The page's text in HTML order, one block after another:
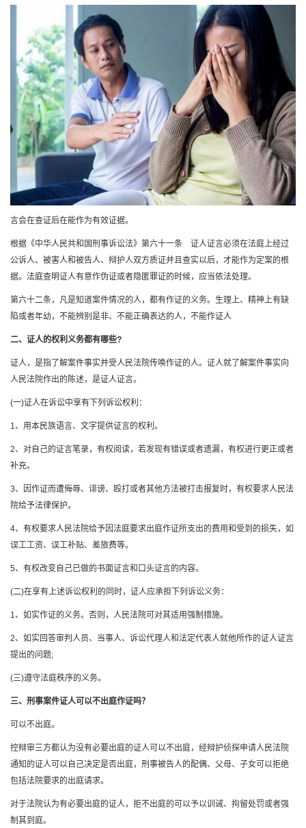
言会在查证后在能作为有效证据。
根据《中华人民共和国刑事诉讼法》第六十一条 证人证言必须在法庭上经过
公诉人、被害人和被告人、辩护人双方质证并且查实以后，才能作为定案的根
据。法庭查明证人有意作伪证或者隐匿罪证的时候，应当依法处理。
第六十二条，凡是知道案件情况的人，都有作证的义务。生理上、精神上有缺
陷或者年幼，不能辨别是非、不能正确表达的人，不能作证人
二、证人的权利义务都有哪些?
证人，是指了解案件事实并受人民法院传唤作证的人。证人就了解案件事实向
人民法院作出的陈述，是证人证言。
(一)证人在诉讼中享有下列诉讼权利：
1、用本民族语言、文字提供证言的权利。
2、对自己的证言笔录，有权阅读，若发现有错误或者遗漏，有权进行更正或者
补充。
3、因作证而遭侮辱、诽谤、殴打或者其他方法被打击报复时，有权要求人民法
院给予法律保护。
4、有权要求人民法院给予因法庭要求出庭作证所支出的费用和受到的损失，如
误工工资、误工补贴、差旅费等。
5、有权改变自己已做的书面证言和口头证言的内容。
(二)在享有上述诉讼权利的同时，证人应承担下列诉讼义务：
1、如实作证的义务。否则，人民法院可对其适用强制措施。
2、如实回答审判人员、当事人、诉讼代理人和法定代表人就他所作的证人证言
提出的问题;
(三)遵守法庭秩序的义务。
三、刑事案件证人可以不出庭作证吗？
可以不出庭。
控辩审三方都认为没有必要出庭的证人可以不出庭，经辩护侦探申请人民法院
通知的证人可以自己决定是否出庭，刑事被告人的配偶、父母、子女可以拒绝
包括法院要求的出庭请求。
对于法院认为有必要出庭的证人，拒不出庭的可以予以训诫、拘留处罚或者强
制其到庭。